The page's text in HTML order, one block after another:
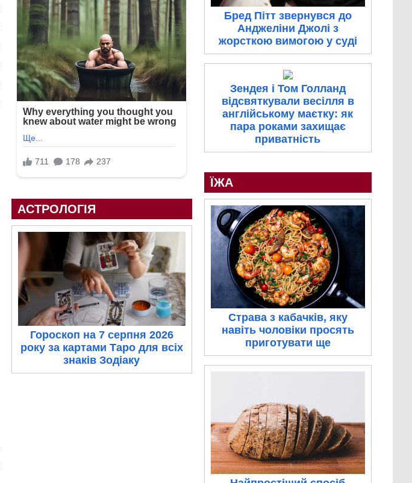
АСТРОЛОГІЯ
Гороскоп на 7 серпня 2026
року за картами Таро для всіх
знаків Зодіаку
Бред Пітт звернувся до
Анджеліни Джолі з
жорсткою вимогою у суді
Зендея і Том Голланд
відсвяткували весілля в
англійському маєтку: як
пара роками захищає
приватність
ЇЖА
Страва з кабачків, яку
навіть чоловіки просять
приготувати ще